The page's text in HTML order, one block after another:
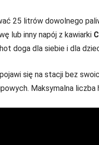
25 litrów dowolnego
lub inny napój z kawiarki
doga dla siebie i dla
się na stacji bez
Maksymalna